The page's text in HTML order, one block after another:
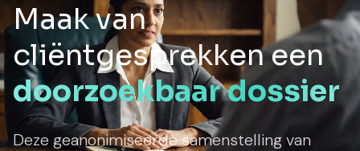
Maak van
cliëntgesprekken een
doorzoekbaar dossier
Deze geanonimiseerde samenstelling van